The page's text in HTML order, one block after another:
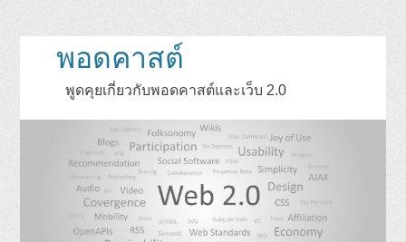
พอดคาสต์
พูดคุยเกี่ยวกับพอดคาสต์และเว็บ 2.0